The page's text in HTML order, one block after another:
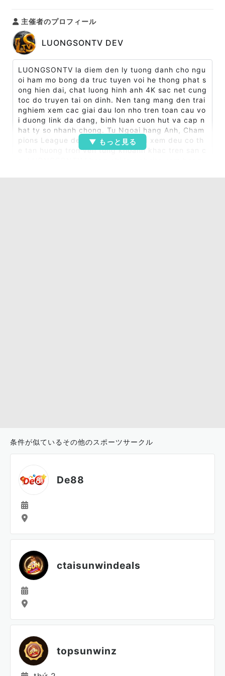
主催者のプロフィール
LUONGSONTV DEV
LUONGSONTV la diem den ly tuong danh cho ngu
oi ham mo bong da truc tuyen voi he thong phat s
ong hien dai, chat luong hinh anh 4K sac net cung
toc do truyen tai on dinh. Nen tang mang den trai
nghiem xem cac giai dau lon nho tren toan cau vo
i duong link da dang, binh luan cuon hut va cap n
hat ty so nhanh chong. Tu Ngoai hang Anh, Cham
pions League den V.League, nguoi xem deu co th
e tan huong tron ven tung khoanh khac tren san c
条件が似ているその他のスポーツサークル
De88
ctaisunwindeals
topsunwinz